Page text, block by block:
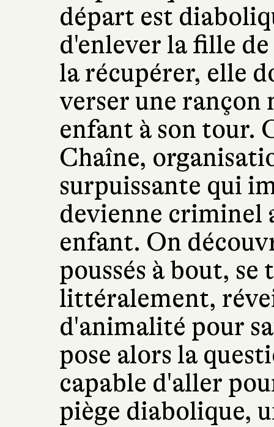
départ est
d'enlever la fille
la récupérer, elle
verser une rançon
enfant à son tour.
Chaîne,
surpuissante qui
devienne criminel
enfant. On
poussés à bout,
littéralement,
d'animalité pour
pose alors la
capable d'aller
piège diabolique,